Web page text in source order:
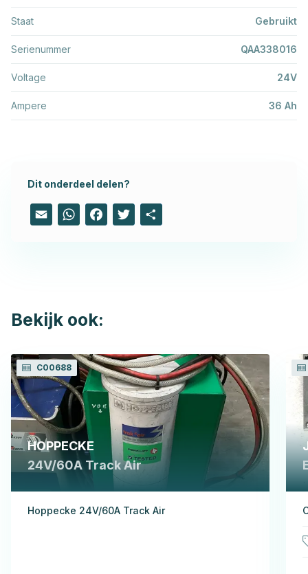
Staat Gebruikt
Serienummer QAA338016
Voltage 24V
Ampere 36 Ah
Dit onderdeel delen?
Email WhatsAppFacebook
Twitter
Bekijk ook:
C00688
HOPPECKE
24V/60A Track Air
Hoppecke 24V/60A Track Air